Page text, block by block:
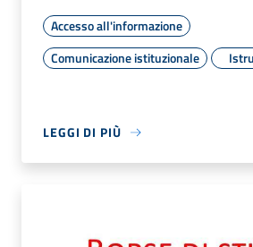
Accesso all'informazione
Comunicazione istituzionale
LEGGI DI PIÙ